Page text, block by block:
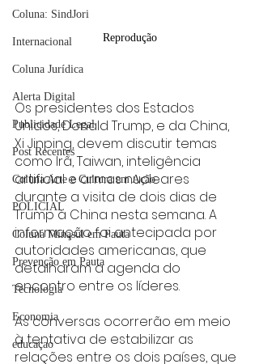
Coluna: SindJori
Internacional
Coluna Jurídica
Alerta Digital
Publicidade Legal
Post Recentes
Coluna Arte e Cultura em Ação
POLICIAL
Coluna Minasul em Pauta
Prevenção em Pauta
Tecnologia
Economia
educaçao
Reprodução
Os presidentes dos Estados
Unidos, Donald Trump, e da China,
Xi Jinping, devem discutir temas
como Irã, Taiwan, inteligência
artificial e armas nucleares
durante a visita de dois dias de
Trump à China nesta semana. A
informação foi antecipada por
autoridades americanas, que
detalharam a agenda do
encontro entre os líderes.
As conversas ocorrerão em meio
à tentativa de estabilizar as
relações entre os dois países, que